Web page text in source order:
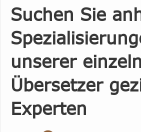
Suchen Sie
unserer
Übersetzer
Experten